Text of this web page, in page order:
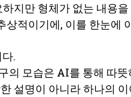
지만 형체가 없는 내용
상적이기에, 이를 한눈
.
의 모습은 AI를 통해 따
설명이 아니라 하나의